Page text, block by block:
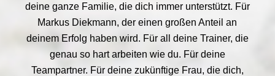
deine ganze Familie, die dich immer unterstützt. Für
Markus Diekmann, der einen großen Anteil an
deinem Erfolg haben wird. Für all deine Trainer, die
genau so hart arbeiten wie du. Für deine
Teampartner. Für deine zukünftige Frau, die dich,